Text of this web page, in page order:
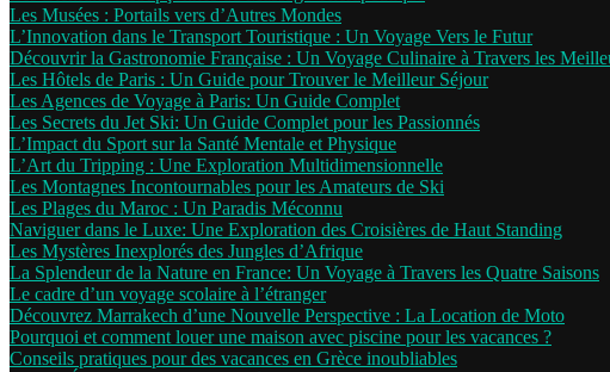
Les Musées : Portails vers d’Autres Mondes
L’Innovation dans le Transport Touristique : Un Voyage Vers le Futur
Découvrir la Gastronomie Française : Un Voyage Culinaire à Travers les
Les Hôtels de Paris : Un Guide pour Trouver le Meilleur Séjour
Les Agences de Voyage à Paris: Un Guide Complet
Les Secrets du Jet Ski: Un Guide Complet pour les Passionnés
L’Impact du Sport sur la Santé Mentale et Physique
L’Art du Tripping : Une Exploration Multidimensionnelle
Les Montagnes Incontournables pour les Amateurs de Ski
Les Plages du Maroc : Un Paradis Méconnu
Naviguer dans le Luxe: Une Exploration des Croisières de Haut Standing
Les Mystères Inexplorés des Jungles d’Afrique
La Splendeur de la Nature en France: Un Voyage à Travers les Quatre Saisons
Le cadre d’un voyage scolaire à l’étranger
Découvrez Marrakech d’une Nouvelle Perspective : La Location de Moto
Pourquoi et comment louer une maison avec piscine pour les vacances ?
Conseils pratiques pour des vacances en Grèce inoubliables